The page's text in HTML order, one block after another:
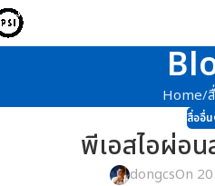
Home
สื่ออื่
พีเอสไอผ่อ
dongcsOn